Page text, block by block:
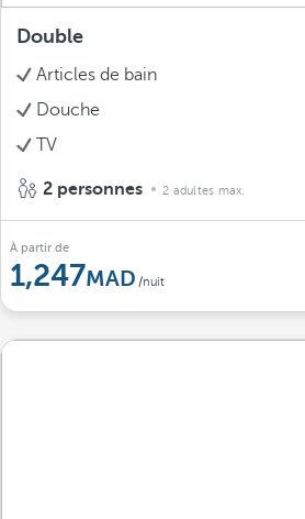
Double
Articles de bain
Douche
TV
2 personnes 2 adultes max.
À partir de
1,247 /nuit